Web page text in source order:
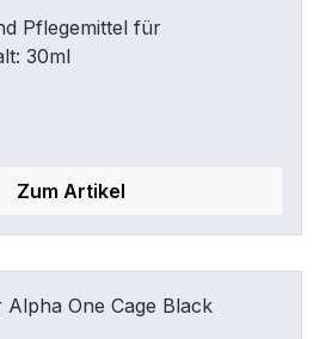
Pflegemittel für
30ml
Zum Artikel